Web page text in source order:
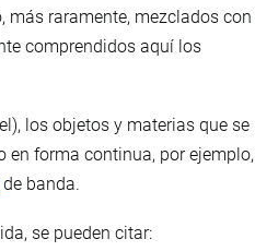
más raramente, mezclados con
comprendidos aquí los
los objetos y materias que se
en forma continua, por ejemplo,
de banda.
se pueden citar: